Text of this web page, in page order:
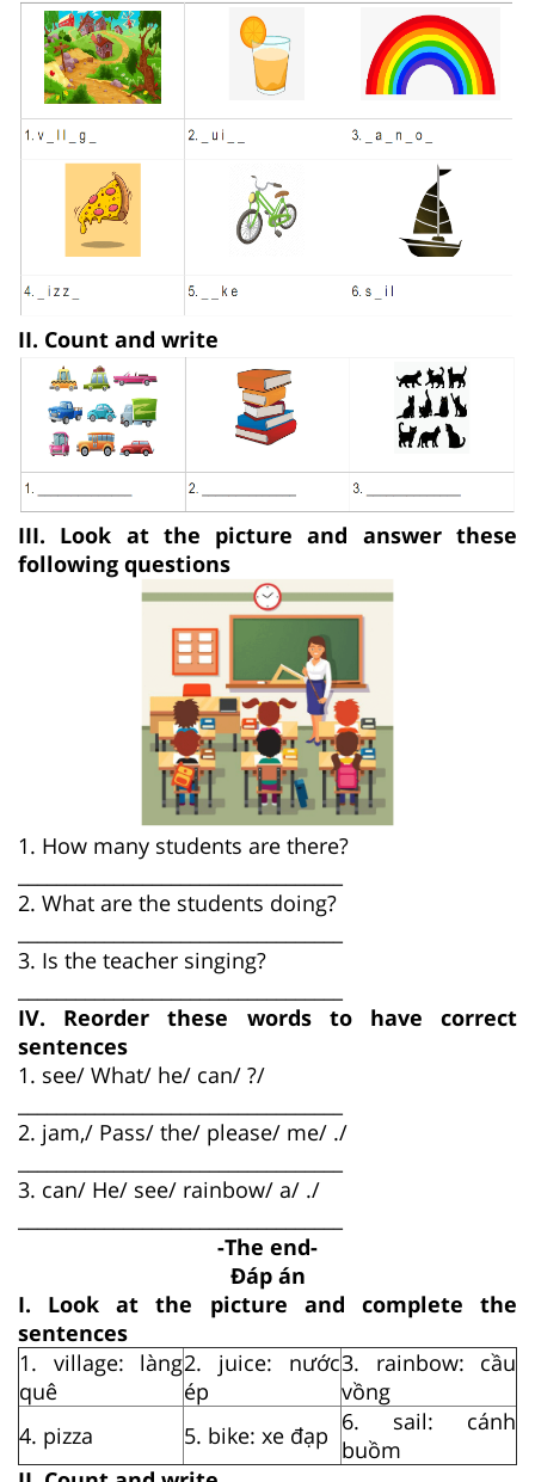
II. Count and write
III. Look at the picture and answer these
following questions
1. How many students are there?
2. What are the students doing?
3. Is the teacher singing?
IV. Reorder these words to have correct
sentences
1. see/ What/ he/ can/ ?/
2. jam,/ Pass/ the/ please/ me/ ./
3. can/ He/ see/ rainbow/ a/ ./
-The end-
Đáp án
I. Look at the picture and complete the
sentences
1. village: làng
quê
2. juice: nước
ép
3. rainbow: cầu
vồng
4. pizza
5. bike: xe đạp 6. sail: cánh
buồm